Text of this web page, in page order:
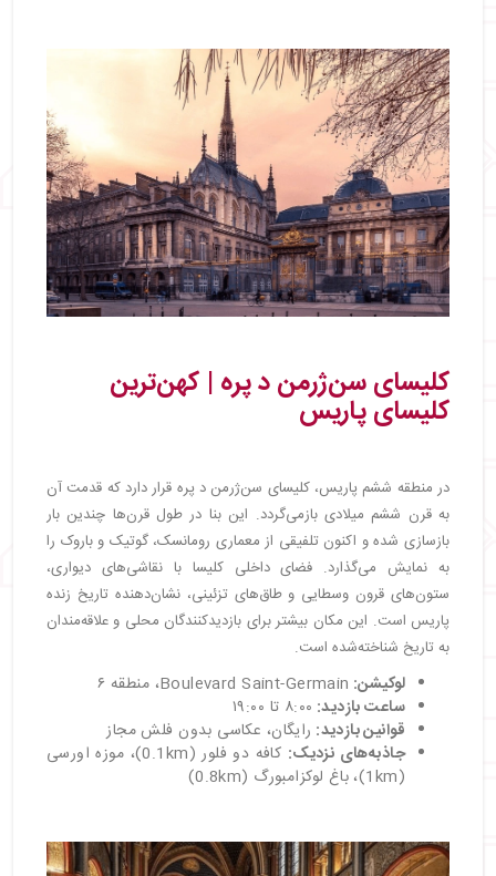
کلیسای سن‌ژرمن د پره | کهن‌ترین
کلیسای پاریس
در منطقه ششم پاریس، کلیسای سن‌ژرمن د پره قرار دارد که قدمت آن
به قرن ششم میلادی بازمی‌گردد. این بنا در طول قرن‌ها چندین بار
بازسازی شده و اکنون تلفیقی از معماری رومانسک، گوتیک و باروک را
به نمایش می‌گذارد. فضای داخلی کلیسا با نقاشی‌های دیواری،
ستون‌های قرون وسطایی و طاق‌های تزئینی، نشان‌دهنده تاریخ زنده
پاریس است. این مکان بیشتر برای بازدیدکنندگان محلی و علاقه‌مندان
به تاریخ شناخته‌شده است.
لوکیشن: Boulevard Saint-Germain، منطقه ۶
ساعت بازدید: ۸:۰۰ تا ۱۹:۰۰
قوانین بازدید: رایگان، عکاسی بدون فلش مجاز
جاذبه‌های نزدیک:
کافه دو فلور (0.1km)، موزه اورسی
(1km)، باغ لوکزامبورگ (0.8km)